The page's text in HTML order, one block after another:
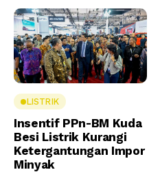
LISTRIK
Insentif PPn-BM Kuda
Besi Listrik Kurangi
Ketergantungan Impor
Minyak